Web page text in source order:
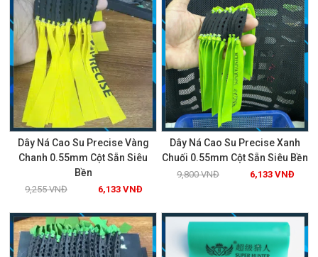
Xem chi tiết
Dây Ná Cao Su Precise Vàng
Chanh 0.55mm Cột Sẵn Siêu
Bền
9,255VNĐ 6,133 VNĐ
Dây Ná Cao Su Precise Xanh
Chuối 0.55mm Cột Sẵn Siêu Bền
9,800VNĐ 6,133 VNĐ
GIẢM GIÁ! GIẢM GIÁ!